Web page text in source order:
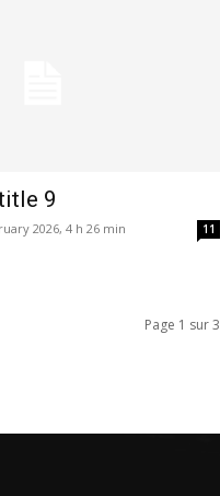
9
2026, 4 h 26 min 11
Page 1 sur 3